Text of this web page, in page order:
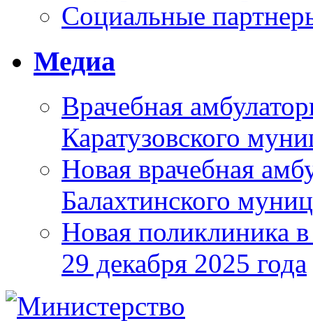
Социальные
Медиа
Врачебная
Каратузовского
Новая врачебная
Балахтинского
Новая поликлиника
29 декабря 2025 года